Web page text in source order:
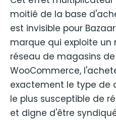
moitié de la base
est invisible pour
marque qui exploite un
réseau de magasins
WooCommerce,
exactement le type de
le plus susceptible de
et digne d'être